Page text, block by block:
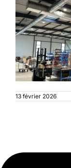
13 février 2026